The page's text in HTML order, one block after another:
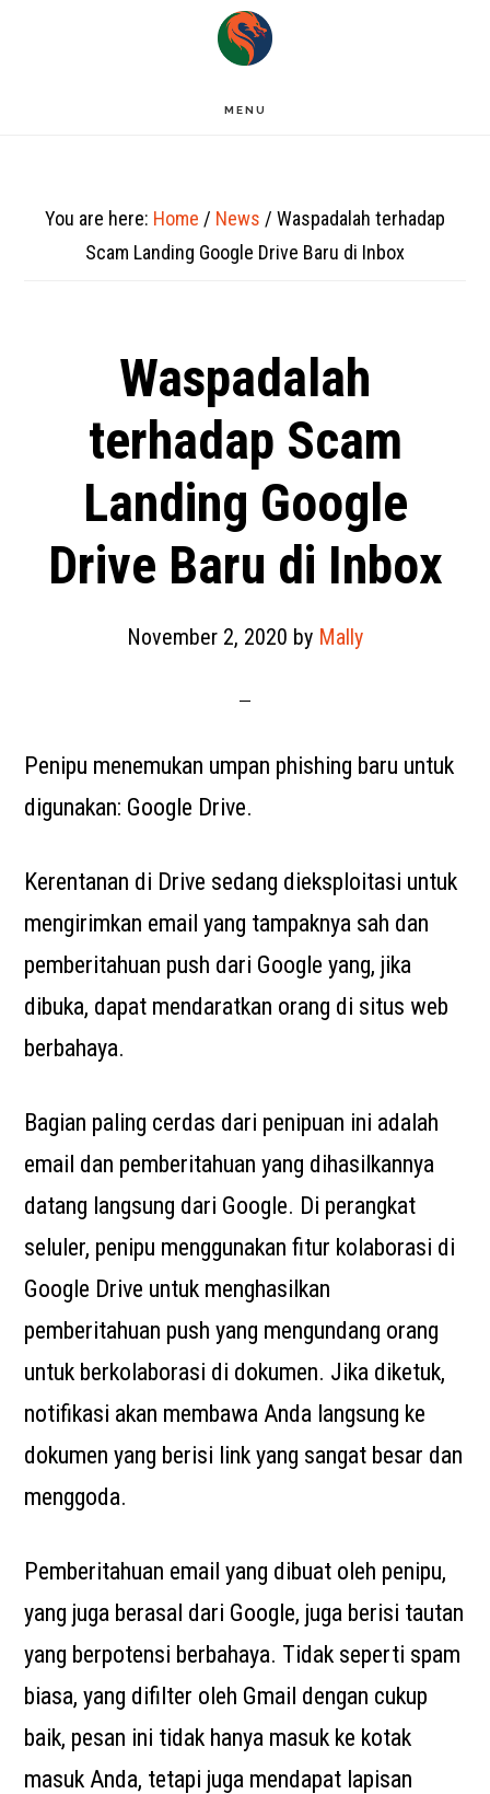
MENU
You are here: Home / News / Waspadalah terhadap
Scam Landing Google Drive Baru di Inbox
Waspadalah
terhadap Scam
Landing Google
Drive Baru di Inbox
November 2, 2020 by Mally
Penipu menemukan umpan phishing baru untuk
digunakan: Google Drive.
Kerentanan di Drive sedang dieksploitasi untuk
mengirimkan email yang tampaknya sah dan
pemberitahuan push dari Google yang, jika
dibuka, dapat mendaratkan orang di situs web
berbahaya.
Bagian paling cerdas dari penipuan ini adalah
email dan pemberitahuan yang dihasilkannya
datang langsung dari Google. Di perangkat
seluler, penipu menggunakan fitur kolaborasi di
Google Drive untuk menghasilkan
pemberitahuan push yang mengundang orang
untuk berkolaborasi di dokumen. Jika diketuk,
notifikasi akan membawa Anda langsung ke
dokumen yang berisi link yang sangat besar dan
menggoda.
Pemberitahuan email yang dibuat oleh penipu,
yang juga berasal dari Google, juga berisi tautan
yang berpotensi berbahaya. Tidak seperti spam
biasa, yang difilter oleh Gmail dengan cukup
baik, pesan ini tidak hanya masuk ke kotak
masuk Anda, tetapi juga mendapat lapisan